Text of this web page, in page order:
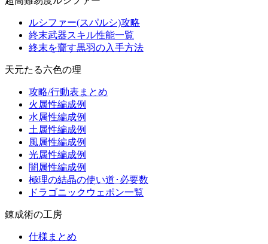
ルシファー(スパルシ)攻略
終末武器スキル性能一覧
終末を齎す黒羽の入手方法
天元たる六色の理
攻略/行動表まとめ
火属性編成例
水属性編成例
土属性編成例
風属性編成例
光属性編成例
闇属性編成例
極理の結晶の使い道･必要数
ドラゴニックウェポン一覧
錬成術の工房
仕様まとめ